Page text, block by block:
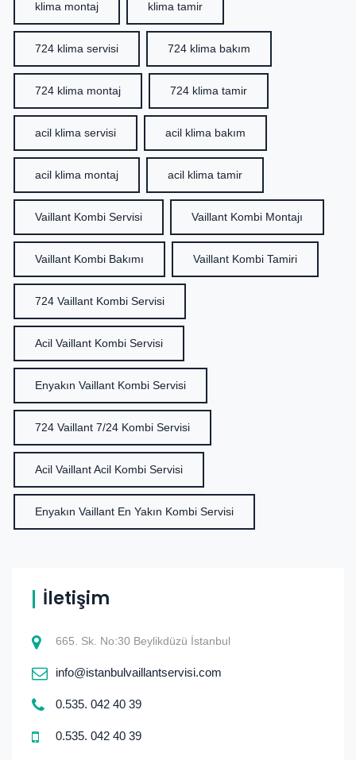
klima montaj klima tamir
724 klima servisi 724 klima bakım
724 klima montaj 724 klima tamir
acil klima servisi acil klima bakım
acil klima montaj acil klima tamir
Vaillant Kombi Servisi Vaillant Kombi Montajı
Vaillant Kombi Bakımı Vaillant Kombi Tamiri
724 Vaillant Kombi Servisi
Acil Vaillant Kombi Servisi
Enyakın Vaillant Kombi Servisi
724 Vaillant 7/24 Kombi Servisi
Acil Vaillant Acil Kombi Servisi
Enyakın Vaillant En Yakın Kombi Servisi
İletişim
665. Sk. No:30 Beylikdüzü İstanbul
info@istanbulvaillantservisi.com
0.535. 042 40 39
0.535. 042 40 39